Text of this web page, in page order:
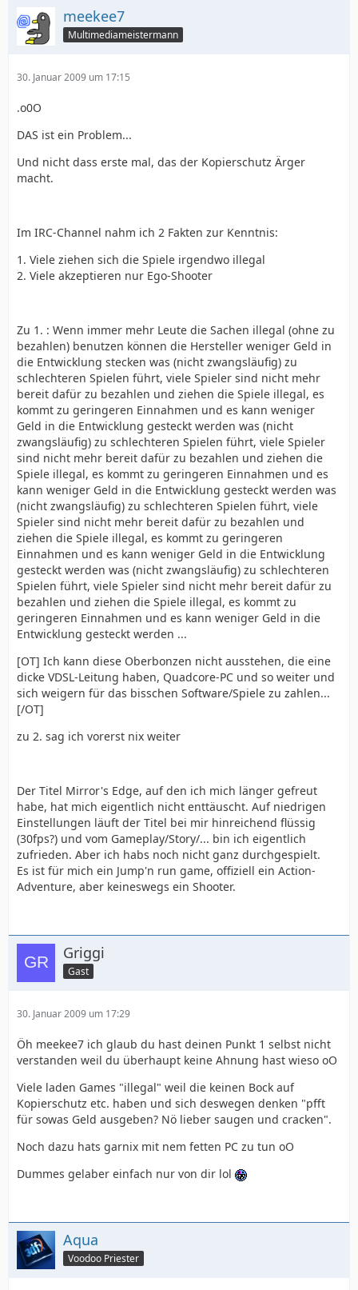
meekee7
Multimediameistermann
30. Januar 2009 um 17:15
.o0O
DAS ist ein Problem...
Und nicht dass erste mal, das der Kopierschutz Ärger
macht.
Im IRC-Channel nahm ich 2 Fakten zur Kenntnis:
1. Viele ziehen sich die Spiele irgendwo illegal
2. Viele akzeptieren nur Ego-Shooter
Zu 1. : Wenn immer mehr Leute die Sachen illegal (ohne zu
bezahlen) benutzen können die Hersteller weniger Geld in
die Entwicklung stecken was (nicht zwangsläufig) zu
schlechteren Spielen führt, viele Spieler sind nicht mehr
bereit dafür zu bezahlen und ziehen die Spiele illegal, es
kommt zu geringeren Einnahmen und es kann weniger
Geld in die Entwicklung gesteckt werden was (nicht
zwangsläufig) zu schlechteren Spielen führt, viele Spieler
sind nicht mehr bereit dafür zu bezahlen und ziehen die
Spiele illegal, es kommt zu geringeren Einnahmen und es
kann weniger Geld in die Entwicklung gesteckt werden was
(nicht zwangsläufig) zu schlechteren Spielen führt, viele
Spieler sind nicht mehr bereit dafür zu bezahlen und
ziehen die Spiele illegal, es kommt zu geringeren
Einnahmen und es kann weniger Geld in die Entwicklung
gesteckt werden was (nicht zwangsläufig) zu schlechteren
Spielen führt, viele Spieler sind nicht mehr bereit dafür zu
bezahlen und ziehen die Spiele illegal, es kommt zu
geringeren Einnahmen und es kann weniger Geld in die
Entwicklung gesteckt werden ...
[OT] Ich kann diese Oberbonzen nicht ausstehen, die eine
dicke VDSL-Leitung haben, Quadcore-PC und so weiter und
sich weigern für das bisschen Software/Spiele zu zahlen...
[/OT]
zu 2. sag ich vorerst nix weiter
Der Titel Mirror's Edge, auf den ich mich länger gefreut
habe, hat mich eigentlich nicht enttäuscht. Auf niedrigen
Einstellungen läuft der Titel bei mir hinreichend flüssig
(30fps?) und vom Gameplay/Story/... bin ich eigentlich
zufrieden. Aber ich habs noch nicht ganz durchgespielt.
Es ist für mich ein Jump'n run game, offiziell ein Action-
Adventure, aber keineswegs ein Shooter.
Griggi
Gast
30. Januar 2009 um 17:29
Öh meekee7 ich glaub du hast deinen Punkt 1 selbst nicht
verstanden weil du überhaupt keine Ahnung hast wieso oO
Viele laden Games "illegal" weil die keinen Bock auf
Kopierschutz etc. haben und sich deswegen denken "pfft
für sowas Geld ausgeben? Nö lieber saugen und cracken".
Noch dazu hats garnix mit nem fetten PC zu tun oO
Dummes gelaber einfach nur von dir lol
Aqua
Voodoo Priester